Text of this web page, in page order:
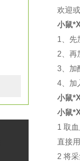
欢迎
小鼠
1 、
2 、
3 、
4 、
小鼠
小鼠
1取
直接
2 将